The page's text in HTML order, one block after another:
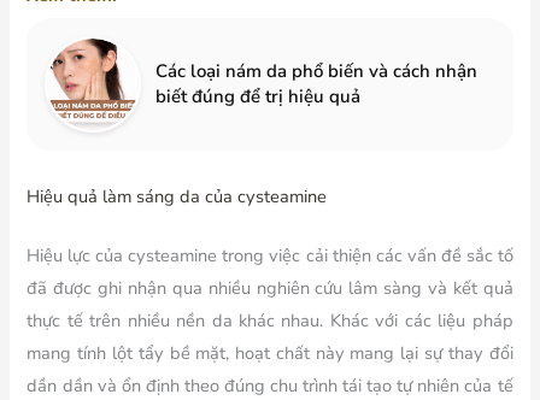
Các loại nám da phổ biến và cách nhận
biết đúng để trị hiệu quả
Hiệu quả làm sáng da của cysteamine
Hiệu lực của cysteamine trong việc cải thiện các vấn đề sắc tố
đã được ghi nhận qua nhiều nghiên cứu lâm sàng và kết quả
thực tế trên nhiều nền da khác nhau. Khác với các liệu pháp
mang tính lột tẩy bề mặt, hoạt chất này mang lại sự thay đổi
dần dần và ổn định theo đúng chu trình tái tạo tự nhiên của tế